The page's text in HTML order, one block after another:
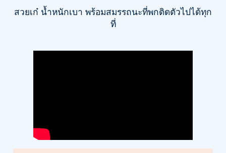
สวยเก๋ น้ำหนักเบา พร้อมสมรรถนะที่พกติดตัวไปได้ทุก
ที่